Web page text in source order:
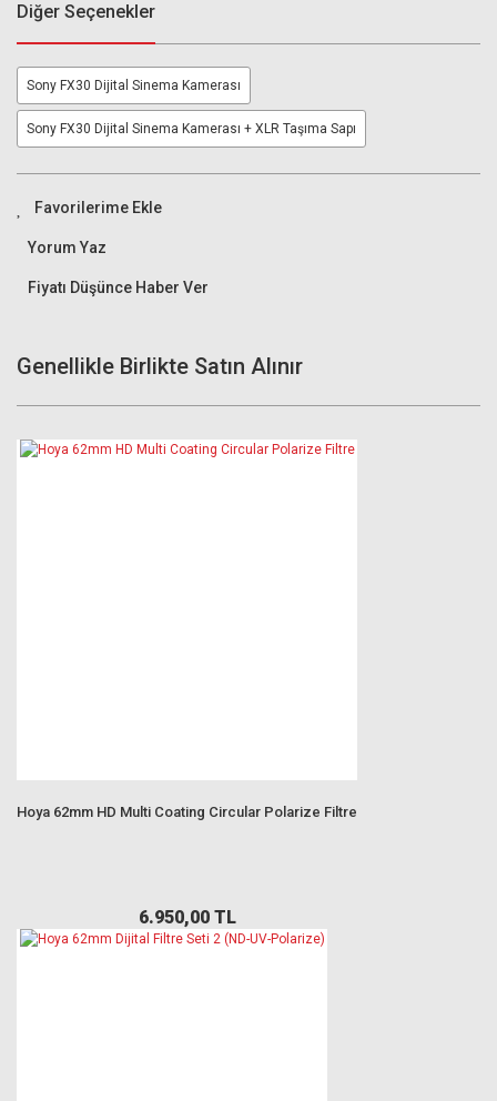
Diğer Seçenekler
Sony FX30 Dijital Sinema Kamerası
Sony FX30 Dijital Sinema Kamerası + XLR Taşıma Sapı
Yorum Yaz
Fiyatı Düşünce Haber Ver
Genellikle Birlikte Satın Alınır
Hoya 62mm HD Multi Coating Circular Polarize Filtre
6.950,00 TL